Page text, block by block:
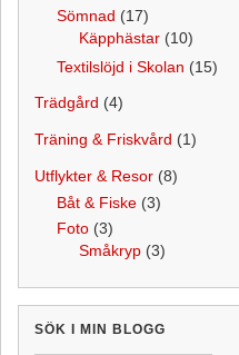
Sömnad (17)
Käpphästar (10)
Textilslöjd i Skolan (15)
Trädgård (4)
Träning & Friskvård (1)
Utflykter & Resor (8)
Båt & Fiske (3)
Foto (3)
Småkryp (3)
SÖK I MIN BLOGG